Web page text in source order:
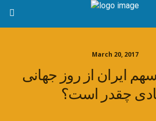
March 20, 2017
سهم ایران از روز جهانی
چقدر است؟